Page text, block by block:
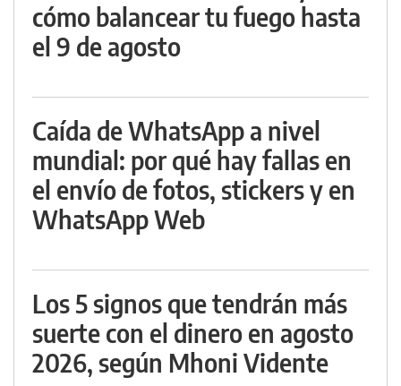
cómo balancear tu fuego hasta
el 9 de agosto
Caída de WhatsApp a nivel
mundial: por qué hay fallas en
el envío de fotos, stickers y en
WhatsApp Web
Los 5 signos que tendrán más
suerte con el dinero en agosto
2026, según Mhoni Vidente